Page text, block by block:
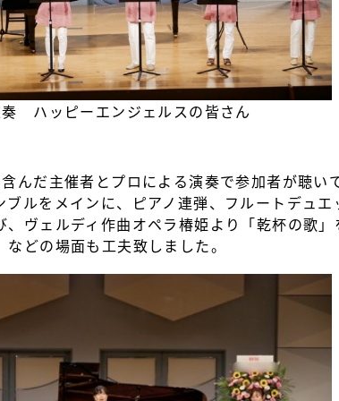
ハッピーエンジェルスの皆さん
んだ主催者とプロによる演奏で参加者が聴
ブルをメインに、ピアノ連弾、フルートデュ
、ヴェルディ作曲オペラ椿姫より「乾杯の歌
どの場面も工夫致しました。